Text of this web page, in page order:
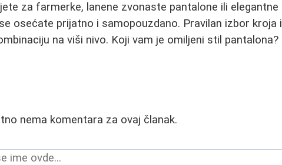
za farmerke, lanene zvonaste pantalone ili elegantne
osećate prijatno i samopouzdano. Pravilan izbor kroja i
na viši nivo. Koji vam je omiljeni stil pantalona?
nema komentara za ovaj članak.